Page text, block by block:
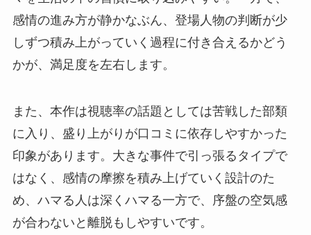
感情の進み方が静かなぶん、登場人物の判断が少
しずつ積み上がっていく過程に付き合えるかどう
かが、満足度を左右します。
また、本作は視聴率の話題としては苦戦した部類
に入り、盛り上がりが口コミに依存しやすかった
印象があります。大きな事件で引っ張るタイプで
はなく、感情の摩擦を積み上げていく設計のた
め、ハマる人は深くハマる一方で、序盤の空気感
が合わないと離脱もしやすいです。